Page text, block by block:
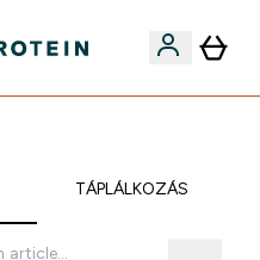
TÁPLÁLKOZÁS